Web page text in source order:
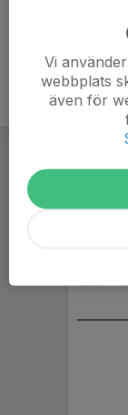
Vi
webbplats
även för